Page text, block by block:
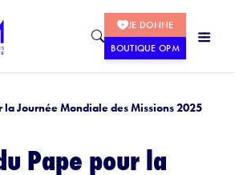
JE DONNE
BOUTIQUE OPM
la Journée Mondiale des Missions 2025
Pape pour la